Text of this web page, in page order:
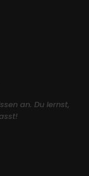
an. Du lernst,